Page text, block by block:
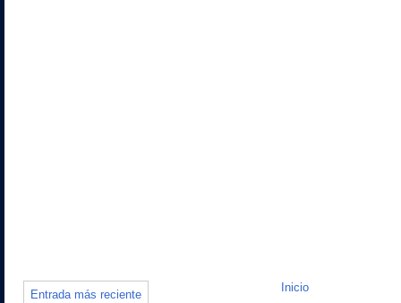
Entrada más reciente
Inicio